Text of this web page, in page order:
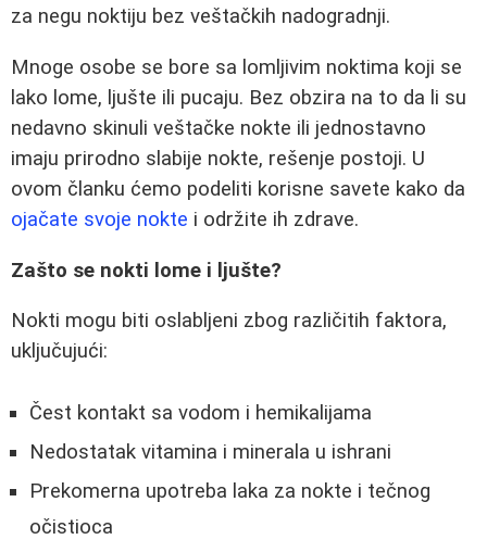
za negu noktiju bez veštačkih nadogradnji.
Mnoge osobe se bore sa lomljivim noktima koji se
lako lome, ljušte ili pucaju. Bez obzira na to da li su
nedavno skinuli veštačke nokte ili jednostavno
imaju prirodno slabije nokte, rešenje postoji. U
ovom članku ćemo podeliti korisne savete kako da
ojačate svoje nokte i održite ih zdrave.
Zašto se nokti lome i ljušte?
Nokti mogu biti oslabljeni zbog različitih faktora,
uključujući:
Čest kontakt sa vodom i hemikalijama
Nedostatak vitamina i minerala u ishrani
Prekomerna upotreba laka za nokte i tečnog
očistioca